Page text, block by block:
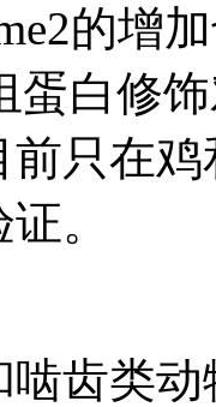
的增
蛋白修
前只在
。
齿类